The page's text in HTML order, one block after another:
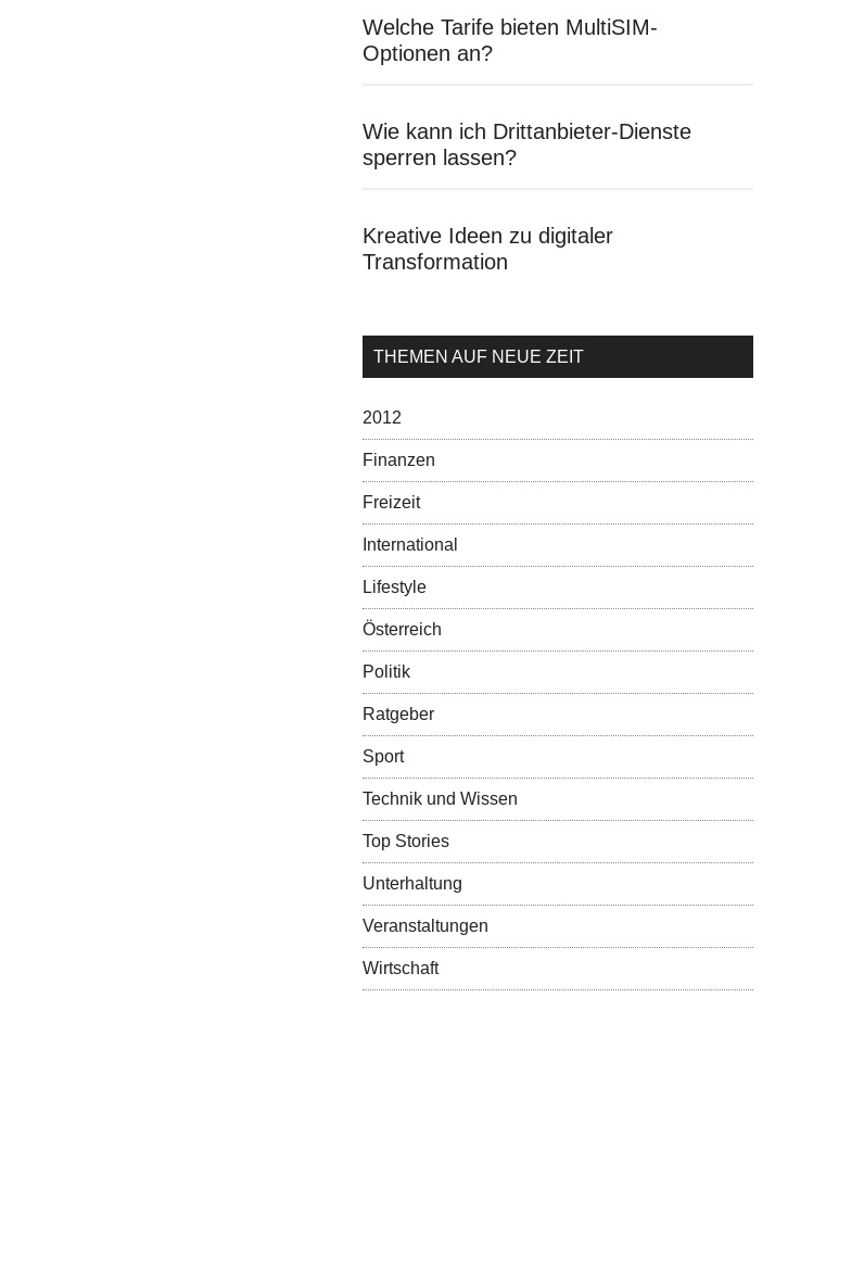
Welche Tarife bieten MultiSIM-
Optionen an?
Wie kann ich Drittanbieter-Dienste
sperren lassen?
Kreative Ideen zu digitaler
Transformation
THEMEN AUF NEUE ZEIT
2012
Finanzen
Freizeit
International
Lifestyle
Österreich
Politik
Ratgeber
Sport
Technik und Wissen
Top Stories
Unterhaltung
Veranstaltungen
Wirtschaft